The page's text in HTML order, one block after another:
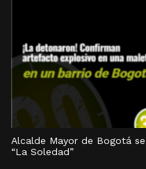
Alcalde Mayor de Bogotá
“La Soledad”